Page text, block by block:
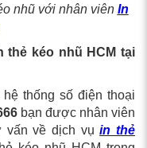
nhũ với nhân viên In
thẻ kéo nhũ HCM tại
thống số điện thoại
bạn được nhân viên
vấn về dịch vụin thẻ